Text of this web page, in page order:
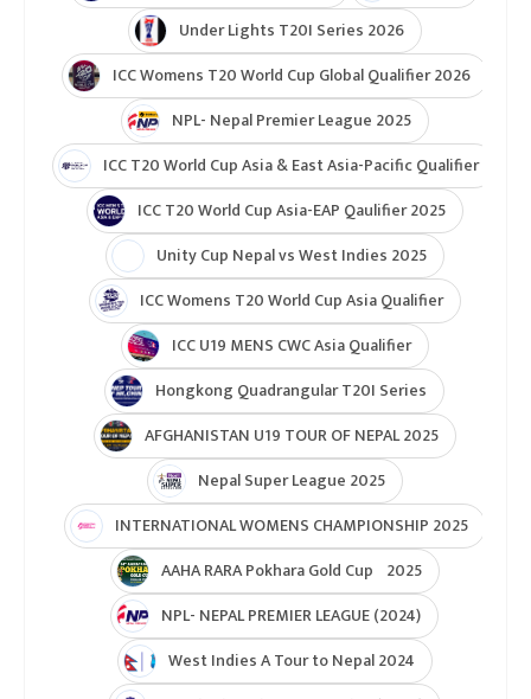
Under Lights T20I Series 2026
ICC Womens T20 World Cup Global Qualifier 2026
NPL- Nepal Premier League 2025
ICC T20 World Cup Asia & East Asia-Pacific Qualifier
ICC T20 World Cup Asia-EAP Qaulifier 2025
Unity Cup Nepal vs West Indies 2025
ICC Womens T20 World Cup Asia Qualifier
ICC U19 MENS CWC Asia Qualifier
Hongkong Quadrangular T20I Series
AFGHANISTAN U19 TOUR OF NEPAL 2025
Nepal Super League 2025
INTERNATIONAL WOMENS CHAMPIONSHIP 2025
AAHA RARA Pokhara Gold Cup 2025
NPL- NEPAL PREMIER LEAGUE (2024)
West Indies A Tour to Nepal 2024